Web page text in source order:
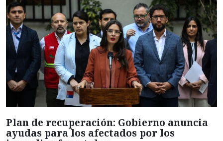
Plan de recuperación: Gobierno anuncia
ayudas para los afectados por los